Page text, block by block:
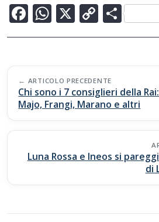
F
ac
b
o
o
k
W
h
s
A
p
p
X C
o
y
Li
n
k
C
o
di
vi
di
Post
navigation
ARTICOLO PRECEDENTE
Chi sono i 7 consiglieri della
Majo, Frangi, Marano e altri
Luna Rossa e Ineos si
di